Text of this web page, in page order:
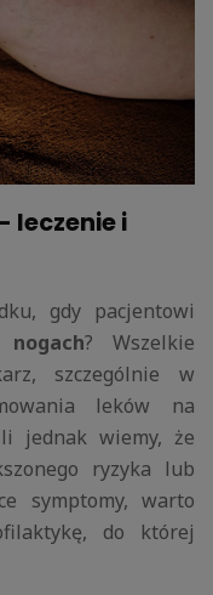
leczenie i
gdy pacjentowi
? Wszelkie
szczególnie w
leków na
jednak wiemy, że
ryzyka lub
symptomy, warto
do której